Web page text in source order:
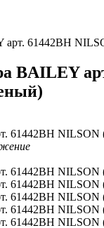
61442BH
BAILEY